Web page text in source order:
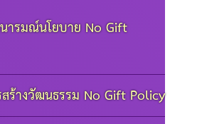
ารมณ์นโยบาย No Gift
ร้างวัฒนธรรม No Gift Policy